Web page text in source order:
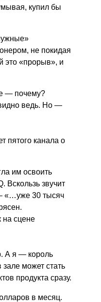
купил бы
не покидая
это «прорыв», и
— почему?
ведь. Но —
пятого канала о
им освоить
Вскользь звучит
«…уже 30 тысяч
на сцене
А я — король
может стать
продукта сразу.
в месяц.